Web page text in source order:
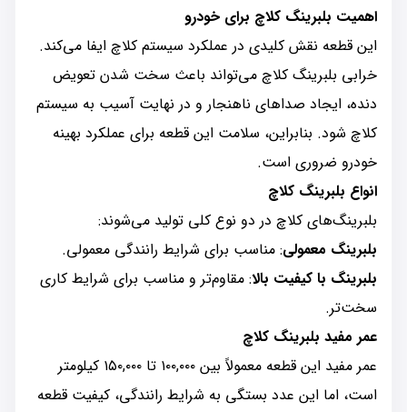
اهمیت بلبرینگ کلاچ برای خودرو
این قطعه نقش کلیدی در عملکرد سیستم کلاچ ایفا می‌کند.
خرابی بلبرینگ کلاچ می‌تواند باعث سخت شدن تعویض
دنده، ایجاد صداهای ناهنجار و در نهایت آسیب به سیستم
کلاچ شود. بنابراین، سلامت این قطعه برای عملکرد بهینه
خودرو ضروری است.
انواع بلبرینگ کلاچ
بلبرینگ‌های کلاچ در دو نوع کلی تولید می‌شوند:
بلبرینگ معمولی: مناسب برای شرایط رانندگی معمولی.
بلبرینگ با کیفیت بالا: مقاوم‌تر و مناسب برای شرایط کاری
سخت‌تر.
عمر مفید بلبرینگ کلاچ
عمر مفید این قطعه معمولاً بین ۱۰۰,۰۰۰ تا ۱۵۰,۰۰۰ کیلومتر
است، اما این عدد بستگی به شرایط رانندگی، کیفیت قطعه